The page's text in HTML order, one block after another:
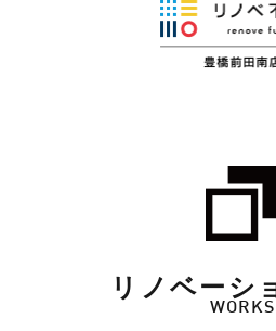
リノベーシ
WORKS